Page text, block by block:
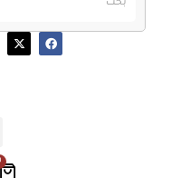
0